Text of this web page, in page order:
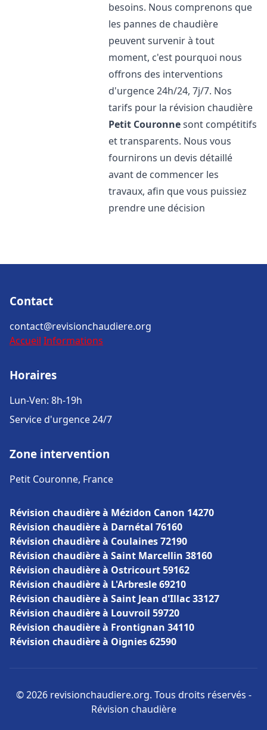
besoins. Nous comprenons que
les pannes de chaudière
peuvent survenir à tout
moment, c'est pourquoi nous
offrons des interventions
d'urgence 24h/24, 7j/7. Nos
tarifs pour la révision chaudière
Petit Couronnesont compétitifs
et transparents. Nous vous
fournirons un devis détaillé
avant de commencer les
travaux, afin que vous puissiez
prendre une décision
Contact
contact@revisionchaudiere.org
Accueil Informations
Horaires
Lun-Ven: 8h-19h
Service d'urgence 24/7
Zone intervention
Petit Couronne, France
Révision chaudière à Mézidon Canon 14270
Révision chaudière à Darnétal 76160
Révision chaudière à Coulaines 72190
Révision chaudière à Saint Marcellin 38160
Révision chaudière à Ostricourt 59162
Révision chaudière à L'Arbresle 69210
Révision chaudière à Saint Jean d'Illac 33127
Révision chaudière à Louvroil 59720
Révision chaudière à Frontignan 34110
Révision chaudière à Oignies 62590
© 2026 revisionchaudiere.org. Tous droits réservés -
Révision chaudière